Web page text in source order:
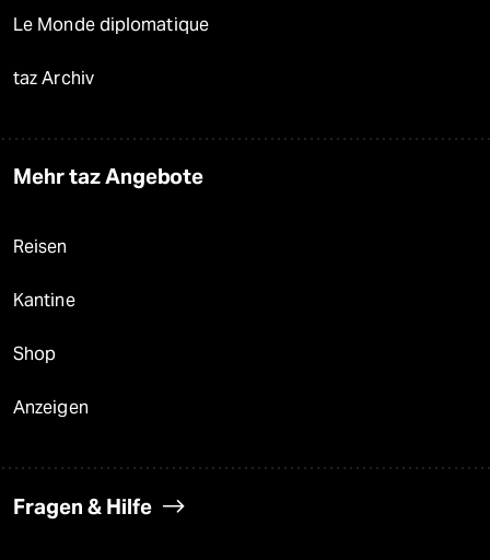
Le Monde diplomatique
taz Archiv
Mehr taz Angebote
Reisen
Kantine
Shop
Anzeigen
Fragen & Hilfe